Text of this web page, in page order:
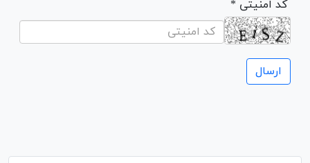
* کد امنیتی